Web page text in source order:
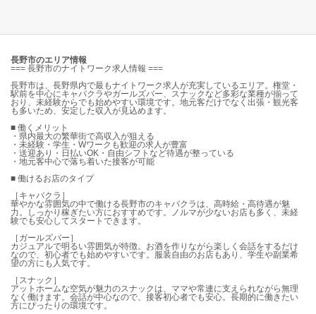
長野市のエリア情報
=== 長野市のナイトワーク求人情報 ===
長野市は、長野県内で最もナイトワーク求人が充実しているエリア。権堂・
駅前を中心にキャバクラやガールズバー、スナックなど多彩な業種が揃って
おり、未経験からでも始めやすい環境です。地元客だけでなく出張・観光客
も多いため、安定した収入が見込めます。
■ 働くメリット
・県内最大の繁華街で高収入が狙える
・未経験・学生・Wワークも歓迎の求人が豊富
・送迎あり・日払いOK・自由シフトなど待遇が整っている
・地元客中心で落ち着いた接客が可能
■ 働けるお店のタイプ
［キャバクラ］
華やかな雰囲気の中で働ける長野市のキャバクラは、高時給・高待遇が魅
力。しっかり稼ぎたい方におすすめです。ノルマが少ないお店も多く、未経
験でも安心してスタートできます。
［ガールズバー］
カジュアルで明るい雰囲気が特徴。お酒を作りながら楽しく会話をするだけ
なので、初心者でも始めやすいです。服装自由のお店もあり、学生や副業希
望の方にも人気です。
［スナック］
アットホームな空気が魅力のスナックは、ママや常連に支えられながら無理
なく働けます。会話が中心なので、接客初心者でも安心。長期的に働きたい
方にぴったりの環境です。